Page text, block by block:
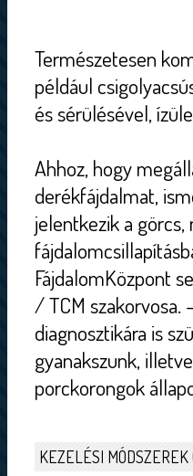
Természetesen
például
és sérülésével,
Ahhoz, hogy
derékfájdalmat,
jelentkezik a
FájdalomKözpont
/ TCM szakorvosa.
diagnosztikára is
gyanakszunk,
porckorongok
KEZELÉSI MÓDSZEREK